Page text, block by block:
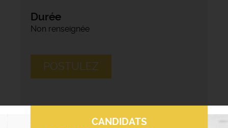
Durée
Non renseignée
POSTULEZ
CANDIDATS